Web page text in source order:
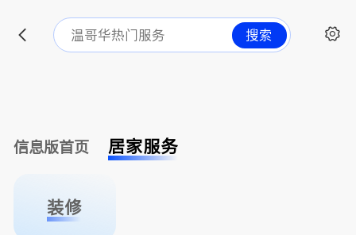
搜索
信息版首页 居家服务
装修